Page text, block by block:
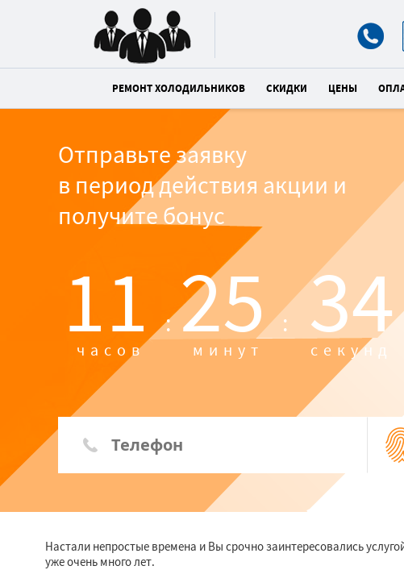
РЕМОНТ ХОЛОДИЛЬНИКОВ СКИДКИ ЦЕНЫ
Отправьте заявку
в период действия акции и
получите бонус
11 :
часов 25 :
минут 33
секунд
Настали непростые времена и Вы срочно заинтересовались
уже очень много лет.